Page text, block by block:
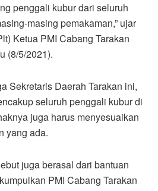
penggali kubur dari seluruh
masing pemakaman,” ujar
Ketua PMI Cabang Tarakan
(8/5/2021).
Sekretaris Daerah Tarakan ini,
seluruh penggali kubur di
juga harus menyesuaikan
yang ada.
juga berasal dari bantuan
PMI Cabang Tarakan